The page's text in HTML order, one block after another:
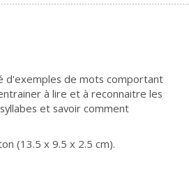
d'exemples de mots comportant
à lire et à reconnaitre les
et savoir comment
(13.5 x 9.5 x 2.5 cm).